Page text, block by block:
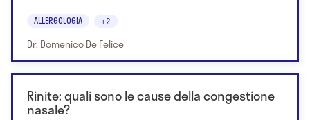
ALLERGOLOGIA +2
Dr. Domenico De Felice
Rinite: quali sono le cause della congestione
nasale?